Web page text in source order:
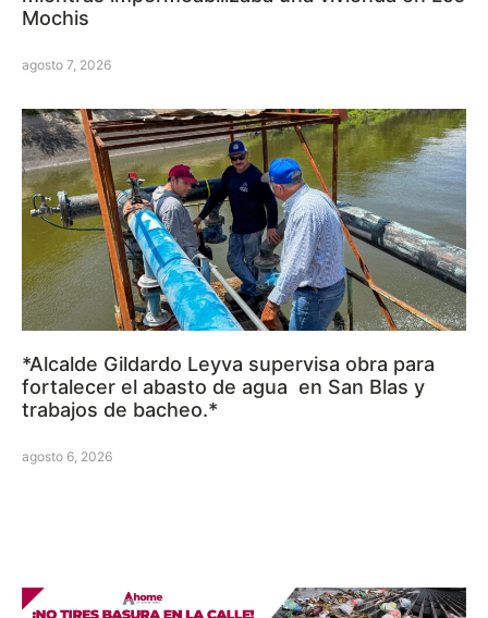
Mochis
agosto 7, 2026
*Alcalde Gildardo Leyva supervisa obra para
fortalecer el abasto de agua en San Blas y
trabajos de bacheo.*
agosto 6, 2026